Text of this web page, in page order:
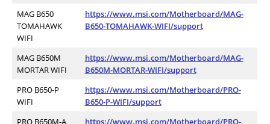
MAG B650
TOMAHAWK
WIFI
https://www.msi.com/Motherboard/MAG-
B650-TOMAHAWK-WIFI/support
MAG B650M
MORTAR WIFI
https://www.msi.com/Motherboard/MAG-
B650M-MORTAR-WIFI/support
PRO B650-P
WIFI
https://www.msi.com/Motherboard/PRO-
B650-P-WIFI/support
PRO B650M-A
https://www.msi.com/Motherboard/PRO-